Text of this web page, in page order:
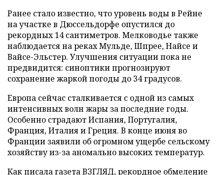
Ранее стало известно, что уровень воды в Рейне
на участке в Дюссельдорфе опустился до
рекордных 14 сантиметров. Мелководье также
наблюдается на реках Мульде, Шпрее, Найсе и
Вайсе-Эльстер. Улучшения ситуации пока не
предвидится: синоптики прогнозируют
сохранение жаркой погоды до 34 градусов.
Европа сейчас сталкивается с одной из самых
интенсивных волн жары за последние годы.
Особенно страдают Испания, Португалия,
Франция, Италия и Греция. В конце июня во
Франции заявили об огромном ущербе сельскому
хозяйству из-за аномально высоких температур.
Как писала газета ВЗГЛЯД, рекордное обмеление